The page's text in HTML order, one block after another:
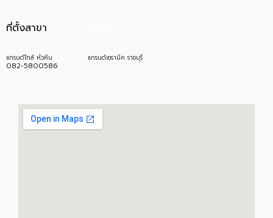
ที่ตั้งสาขา
แกรนด์ไทล์ หัวหิน
082-5800586
แกรนด์เซรามิค ราชบุรี